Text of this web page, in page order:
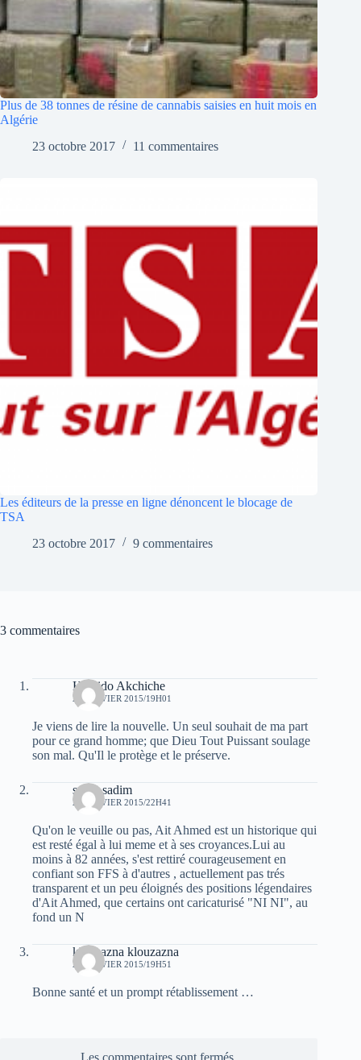
Plus de 38 tonnes de résine de cannabis saisies en huit mois en
Algérie
23 octobre 2017
11 commentaires
Les éditeurs de la presse en ligne dénoncent le blocage de
TSA
23 octobre 2017
9 commentaires
3 commentaires
Hamido Akchiche
25 JANVIER 2015/19H01
Je viens de lire la nouvelle. Un seul souhait de ma part
pour ce grand homme; que Dieu Tout Puissant soulage
son mal. Qu'Il le protège et le préserve.
sarah sadim
25 JANVIER 2015/22H41
Qu'on le veuille ou pas, Ait Ahmed est un historique qui
est resté égal à lui meme et à ses croyances.Lui au
moins à 82 années, s'est rettiré courageusement en
confiant son FFS à d'autres , actuellement pas trés
transparent et un peu éloignés des positions légendaires
d'Ait Ahmed, que certains ont caricaturisé "NI NI", au
fond un N
klouzazna klouzazna
26 JANVIER 2015/19H51
Bonne santé et un prompt rétablissement …
Les commentaires sont fermés.